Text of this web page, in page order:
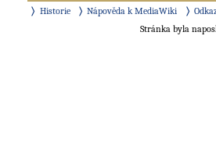
Historie Nápověda k MediaWiki
Stránka byla